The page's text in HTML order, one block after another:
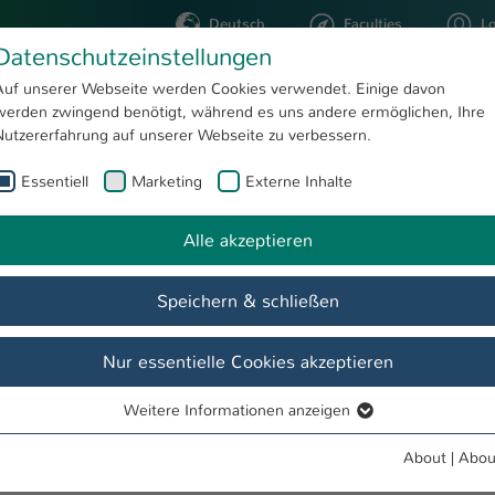
Deutsch Faculties
STUDYING RESEARCH
Engineering & Manufacturing
Zweibrücken | Full-time | English | 90 ECTS |
one of them.
& Manufacturing for Computer Scientists
industries worldwide. It combines computer science
modern semiconductor technologies.
unserer Webseite werden Cookies verwendet. Einige davon
zwingend benötigt, während es uns andere ermöglichen, Ihre
auf unserer Webseite zu verbessern.
Essentiell Marketing Externe Inhalte
Alle akzeptieren
Speichern & schließen
Nur essentielle Cookies akzeptieren
Essentielle Cookies werden für grundlegende Funktionen der
Weitere Informationen anzeigen
About |